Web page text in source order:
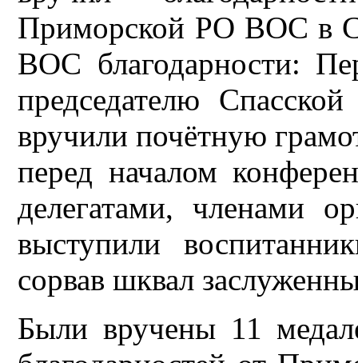
Приморской РО ВОС в
ВОС благодарности:
председателю
вручили почётную
перед началом
делегатами, членами
выступили
сорвав шквал
Были вручены 11